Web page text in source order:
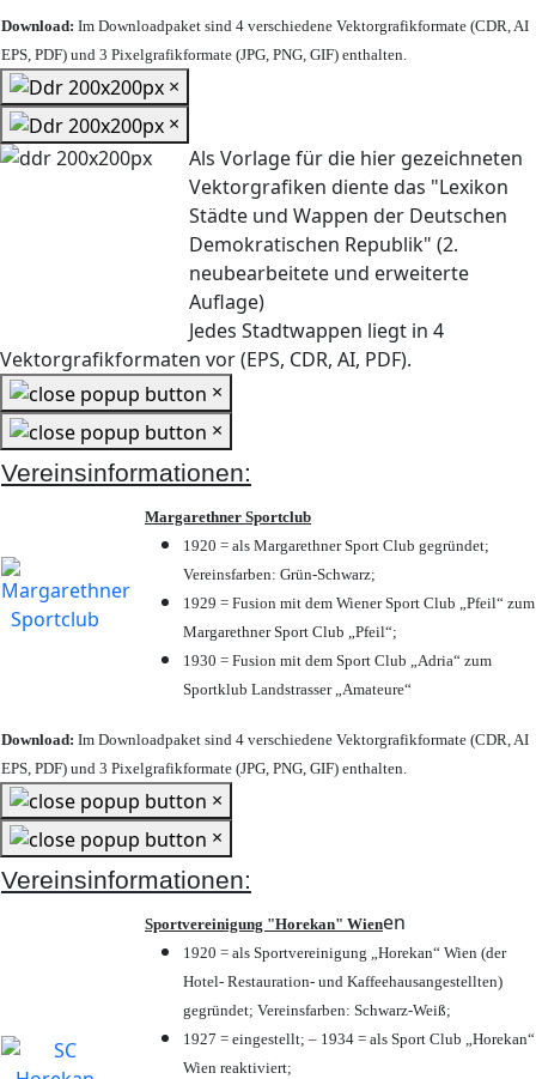
Download: Im Downloadpaket sind 4 verschiedene Vektorgrafikformate (CDR, AI
EPS, PDF) und 3 Pixelgrafikformate (JPG, PNG, GIF) enthalten.
×
×
Als Vorlage für die hier gezeichneten
Vektorgrafiken diente das "Lexikon
Städte und Wappen der Deutschen
Demokratischen Republik" (2.
neubearbeitete und erweiterte
Auflage)
Jedes Stadtwappen liegt in 4
Vektorgrafikformaten vor (EPS, CDR, AI, PDF).
×
×
Vereinsinformationen:
Margarethner Sportclub
1920 = als Margarethner Sport Club gegründet;
Vereinsfarben: Grün-Schwarz;
1929 = Fusion mit dem Wiener Sport Club „Pfeil“ zum
Margarethner Sport Club „Pfeil“;
1930 = Fusion mit dem Sport Club „Adria“ zum
Sportklub Landstrasser „Amateure“
Download: Im Downloadpaket sind 4 verschiedene Vektorgrafikformate (CDR, AI
EPS, PDF) und 3 Pixelgrafikformate (JPG, PNG, GIF) enthalten.
×
×
Vereinsinformationen:
Sportvereinigung "Horekan" Wienen
1920 = als Sportvereinigung „Horekan“ Wien (der
Hotel- Restauration- und Kaffeehausangestellten)
gegründet; Vereinsfarben: Schwarz-Weiß;
1927 = eingestellt; – 1934 = als Sport Club „Horekan“
Wien reaktiviert;